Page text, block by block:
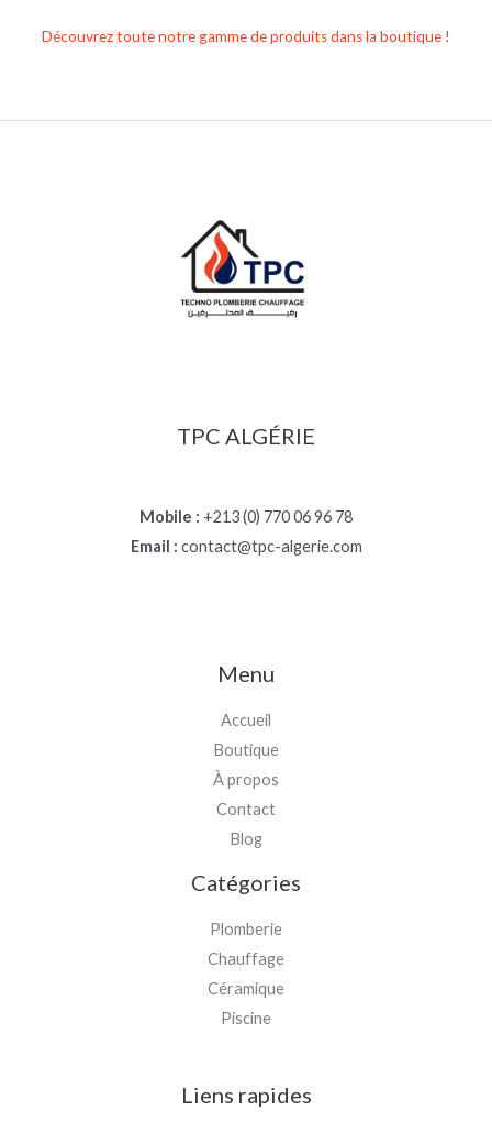
Découvrez toute notre gamme de produits dans la boutique !
TPC ALGÉRIE
Mobile : +213 (0) 770 06 96 78
Email : contact@tpc-algerie.com
Menu
Accueil
Boutique
À propos
Contact
Blog
Catégories
Plomberie
Chauffage
Céramique
Piscine
Liens rapides